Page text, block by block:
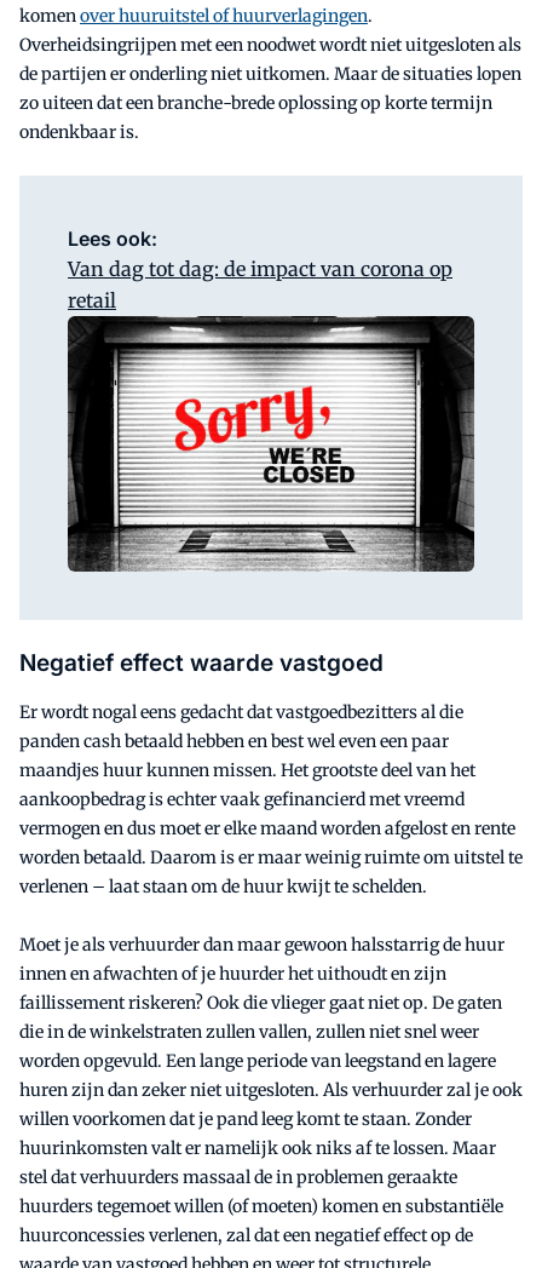
komenover huuruitstel of huurverlagingen.
Overheidsingrijpen met een noodwet wordt niet uitgesloten als
de partijen er onderling niet uitkomen. Maar de situaties lopen
zo uiteen dat een branche-brede oplossing op korte termijn
ondenkbaar is.
Lees ook:
Van dag tot dag: de impact van corona op
retail
Negatief effect waarde vastgoed
Er wordt nogal eens gedacht dat vastgoedbezitters al die
panden cash betaald hebben en best wel even een paar
maandjes huur kunnen missen. Het grootste deel van het
aankoopbedrag is echter vaak gefinancierd met vreemd
vermogen en dus moet er elke maand worden afgelost en rente
worden betaald. Daarom is er maar weinig ruimte om uitstel te
verlenen – laat staan om de huur kwijt te schelden.
Moet je als verhuurder dan maar gewoon halsstarrig de huur
innen en afwachten of je huurder het uithoudt en zijn
faillissement riskeren? Ook die vlieger gaat niet op. De gaten
die in de winkelstraten zullen vallen, zullen niet snel weer
worden opgevuld. Een lange periode van leegstand en lagere
huren zijn dan zeker niet uitgesloten. Als verhuurder zal je ook
willen voorkomen dat je pand leeg komt te staan. Zonder
huurinkomsten valt er namelijk ook niks af te lossen. Maar
stel dat verhuurders massaal de in problemen geraakte
huurders tegemoet willen (of moeten) komen en substantiële
huurconcessies verlenen, zal dat een negatief effect op de